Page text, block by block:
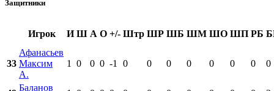
Защитники
Игрок И Ш А О +/- Штр ШР ШБ ШМ ШО ШП РБ
33
Афанасьев
Максим
А.
1 0 0 0 -1 0 0 0 0 0 0 0 0
Баланов